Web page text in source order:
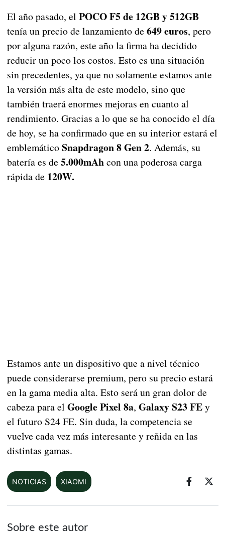
El año pasado, el POCO F5 de 12GB y 512GB
tenía un precio de lanzamiento de 649 euros, pero
por alguna razón, este año la firma ha decidido
reducir un poco los costos. Esto es una situación
sin precedentes, ya que no solamente estamos ante
la versión más alta de este modelo, sino que
también traerá enormes mejoras en cuanto al
rendimiento. Gracias a lo que se ha conocido el día
de hoy, se ha confirmado que en su interior estará el
emblemáticoSnapdragon 8 Gen 2. Además, su
batería es de 5.000mAhcon una poderosa carga
rápida de 120W.
Estamos ante un dispositivo que a nivel técnico
puede considerarse premium, pero su precio estará
en la gama media alta. Esto será un gran dolor de
cabeza para el Google Pixel 8a, Galaxy S23 FEy
el futuro S24 FE. Sin duda, la competencia se
vuelve cada vez más interesante y reñida en las
distintas gamas.
NOTICIAS XIAOMI
Sobre este autor